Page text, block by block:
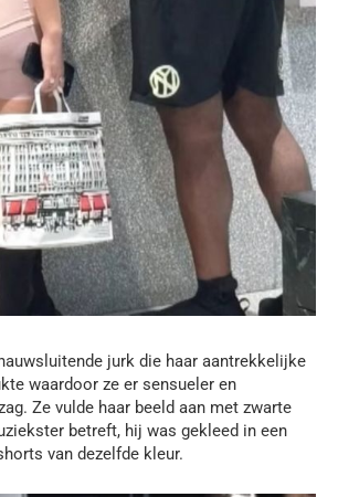
jurk die haar aantrekkelijke
waardoor ze er sensueler en
Ze vulde haar beeld aan met zwarte
betreft, hij was gekleed in een
van dezelfde kleur.